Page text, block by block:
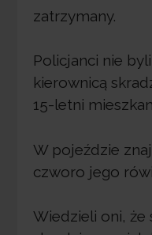
zatrzymany.
Policjanci nie
kierownicą
15-letni
W pojeździe
czworo jego
Wiedzieli oni, że